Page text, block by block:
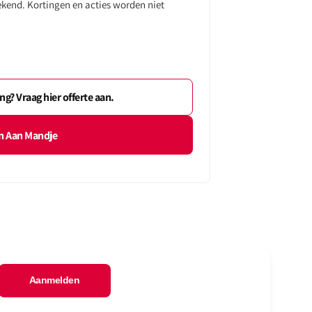
beschikbaar
beschikbaar
Kortingen en acties worden niet
Vraag hier offerte aan.
Aan Mandje
Aanmelden